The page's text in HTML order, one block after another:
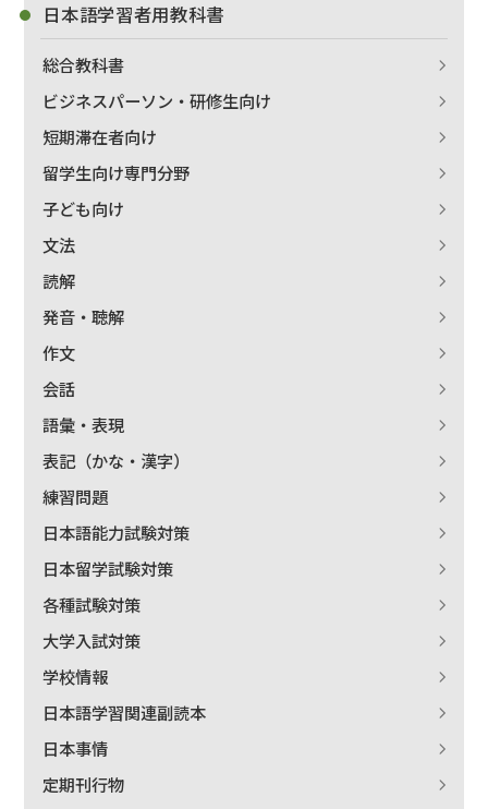
日本語学習者用教科書
総合教科書
ビジネスパーソン・研修生向け
短期滞在者向け
留学生向け専門分野
子ども向け
文法
読解
発音・聴解
作文
会話
語彙・表現
表記（かな・漢字）
練習問題
日本語能力試験対策
日本留学試験対策
各種試験対策
大学入試対策
学校情報
日本語学習関連副読本
日本事情
定期刊行物